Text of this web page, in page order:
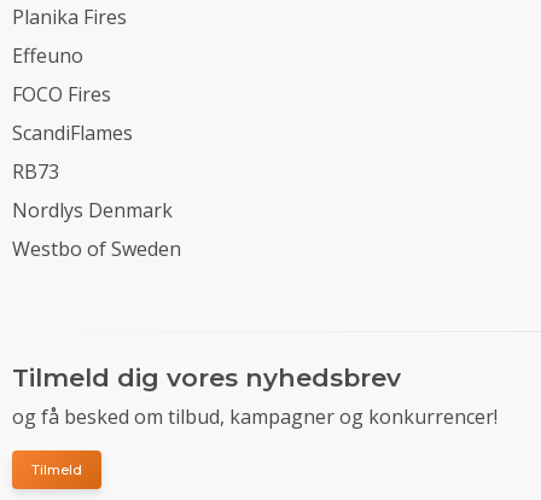
Planika Fires
Effeuno
FOCO Fires
ScandiFlames
RB73
Nordlys Denmark
Westbo of Sweden
Tilmeld dig vores nyhedsbrev
og få besked om tilbud, kampagner og konkurrencer!
Tilmeld